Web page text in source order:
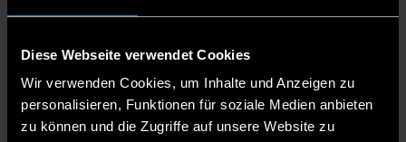
Diese Webseite verwendet Cookies
Wir verwenden Cookies, um Inhalte und Anzeigen zu
personalisieren, Funktionen für soziale Medien anbieten
zu können und die Zugriffe auf unsere Website zu
Bereichen Sicherheit, Luftfahrt, Logistik und
Verteidigungsindustrie.
Bei der Auftaktveranstaltung begrüßten Corina Welsch
sowie Prof. Dr. Wolfgang Dorner, Vizepräsident der THD,
die neuen Studierenden am Campus. „Sie studieren an der